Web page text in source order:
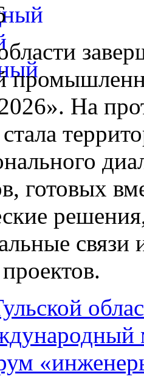
На
готовых
связи